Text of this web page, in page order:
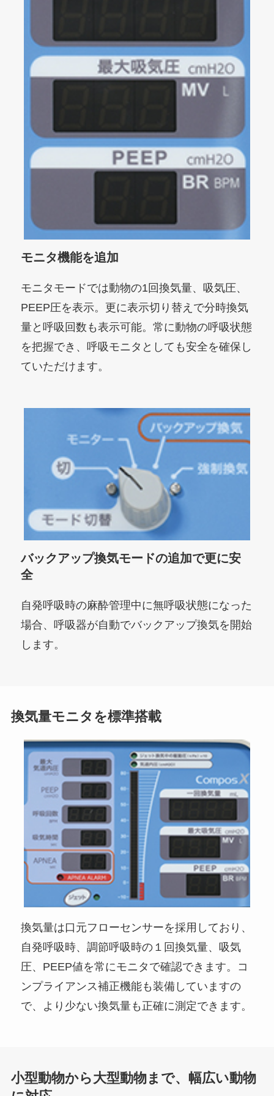
モニタ機能を追加
モニタモードでは動物の1回換気量、吸気圧、
PEEP圧を表示。更に表示切り替えで分時換気
量と呼吸回数も表示可能。常に動物の呼吸状態
を把握でき、呼吸モニタとしても安全を確保し
ていただけます。
バックアップ換気モードの追加で更に安
全
自発呼吸時の麻酔管理中に無呼吸状態になった
場合、呼吸器が自動でバックアップ換気を開始
します。
換気量モニタを標準搭載
換気量は口元フローセンサーを採用しており、
自発呼吸時、調節呼吸時の１回換気量、吸気
圧、PEEP値を常にモニタで確認できます。コ
ンプライアンス補正機能も装備していますの
で、より少ない換気量も正確に測定できます。
小型動物から大型動物まで、幅広い動物